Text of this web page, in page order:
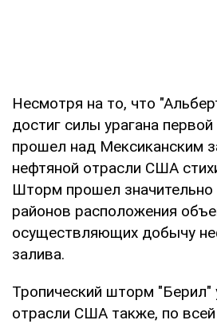
Несмотря на то, что
достиг силы урагана первой
прошел над Мексиканским
нефтяной отрасли США
Шторм прошел значительно
районов расположения
осуществляющих добычу
залива.
Тропический шторм
отрасли США также, по